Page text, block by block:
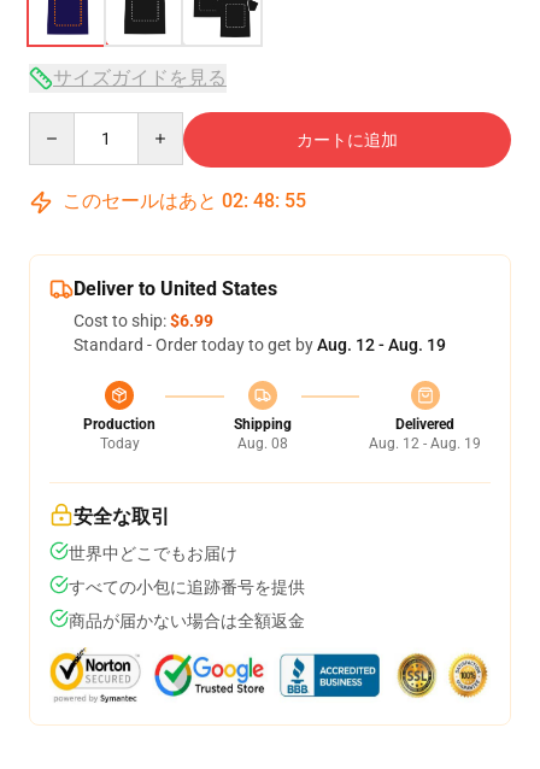
サイズガイドを見る
カートに追加
このセールはあと 02: 48: 54
Deliver to United States
Cost to ship:$6.99
Standard - Order today to get byAug. 12 - Aug. 19
Production
Today
Shipping
Aug. 08
Delivered
Aug. 12 - Aug. 19
安全な取引
世界中どこでもお届け
すべての小包に追跡番号を提供
商品が届かない場合は全額返金